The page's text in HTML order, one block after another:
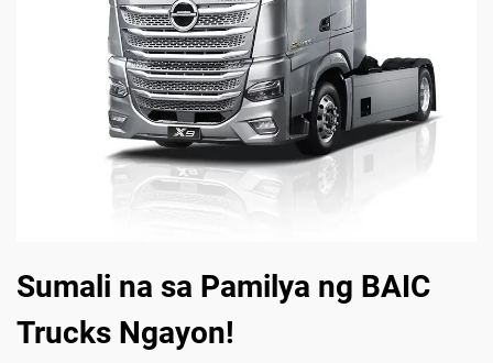
Sumali na sa Pamilya ng BAIC
Trucks Ngayon!